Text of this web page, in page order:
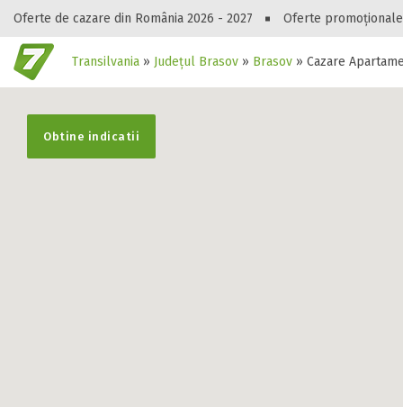
Oferte de cazare din România 2026 - 2027 Oferte promoționale
Transilvania » Județul Brasov » Brasov » Cazare
Gasești
Obtine indicatii